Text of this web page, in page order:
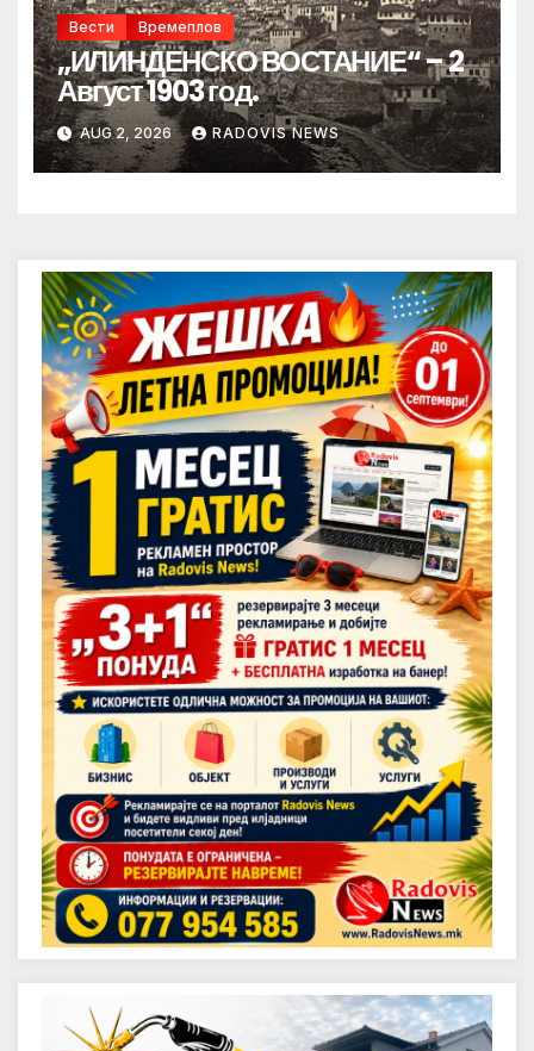
Вести Времеплов
„ИЛИНДЕНСКО ВОСТАНИЕ“ – 2
Август 1903 год.
AUG 2, 2026 RADOVIS NEWS